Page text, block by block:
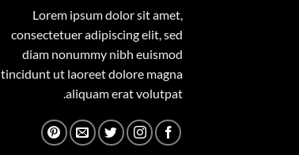
Lorem ipsum dolor sit amet,
consectetuer adipiscing elit, sed
diam nonummy nibh euismod
tincidunt ut laoreet dolore magna
aliquam erat volutpat.